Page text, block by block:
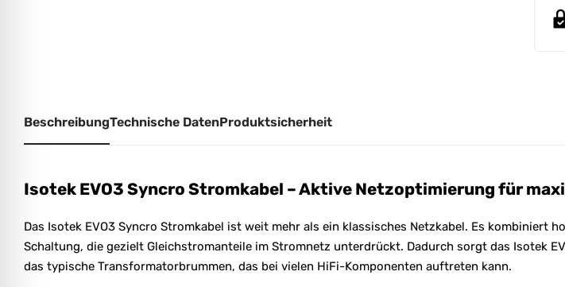
BeschreibungTechnische DatenProduktsicherheit
Isotek EVO3 Syncro Stromkabel – Aktive Netzoptimierung für
Das Isotek EVO3 Syncro Stromkabel ist weit mehr als ein klassisches Netzkabel. Es
Schaltung, die gezielt Gleichstromanteile im Stromnetz unterdrückt. Dadurch sorgt das Isotek
das typische Transformatorbrummen, das bei vielen HiFi-Komponenten auftreten kann.